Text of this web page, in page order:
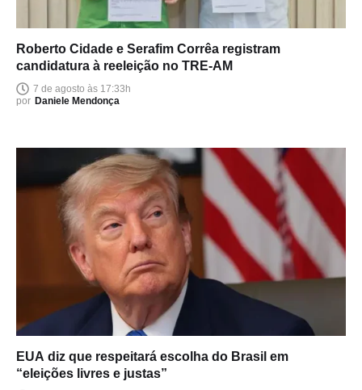
Roberto Cidade e Serafim Corrêa registram
candidatura à reeleição no TRE-AM
7 de agosto às 17:33h
por Daniele Mendonça
EUA diz que respeitará escolha do Brasil em
“eleições livres e justas”